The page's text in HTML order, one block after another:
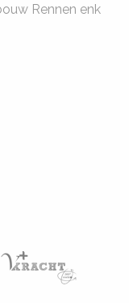
Rennen enk